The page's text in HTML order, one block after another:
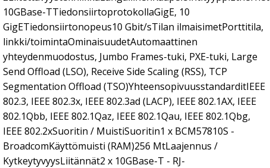
10GBase-TTiedonsiirtoprotokollaGigE, 10
GigETiedonsiirtonopeus10 Gbit/sTilan ilmaisimetPorttitila,
linkki/toimintaOminaisuudetAutomaattinen
yhteydenmuodostus, Jumbo Frames-tuki, PXE-tuki, Large
Send Offload (LSO), Receive Side Scaling (RSS), TCP
Segmentation Offload (TSO)YhteensopivuusstandarditIEEE
802.3, IEEE 802.3x, IEEE 802.3ad (LACP), IEEE 802.1AX, IEEE
802.1Qbb, IEEE 802.1Qaz, IEEE 802.1Qau, IEEE 802.1Qbg,
IEEE 802.2xSuoritin / MuistiSuoritin1 x BCM57810S -
BroadcomKäyttömuisti (RAM)256 MtLaajennus /
KytkeytyvyysLiitännät2 x 10GBase-T - RJ-